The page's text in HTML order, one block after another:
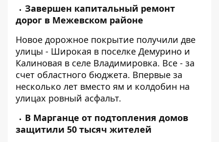
Завершен капитальный ремонт
дорог в Межевском районе
Новое дорожное покрытие получили две
улицы - Широкая в поселке Демурино и
Калиновая в селе Владимировка. Все - за
счет областного бюджета. Впервые за
несколько лет вместо ям и колдобин на
улицах ровный асфальт.
В Марганце от подтопления домов
защитили 50 тысяч жителей